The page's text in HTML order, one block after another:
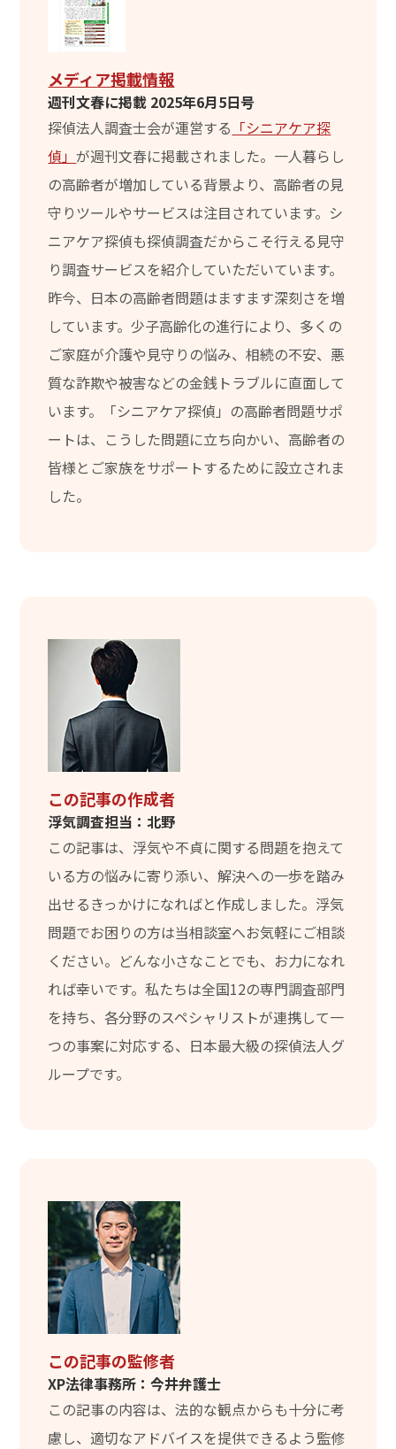
メディア掲載情報
週刊文春に掲載 2025年6月5日号
探偵法人調査士会が運営する 「シニアケア探
偵」が週刊文春に掲載されました。一人暮らし
の高齢者が増加している背景より、高齢者の見
守りツールやサービスは注目されています。シ
ニアケア探偵も探偵調査だからこそ行える見守
り調査サービスを紹介していただいています。
昨今、日本の高齢者問題はますます深刻さを増
しています。少子高齢化の進行により、多くの
ご家庭が介護や見守りの悩み、相続の不安、悪
質な詐欺や被害などの金銭トラブルに直面して
います。「シニアケア探偵」の高齢者問題サポ
ートは、こうした問題に立ち向かい、高齢者の
皆様とご家族をサポートするために設立されま
した。
この記事の作成者
浮気調査担当：北野
この記事は、浮気や不貞に関する問題を抱えて
いる方の悩みに寄り添い、解決への一歩を踏み
出せるきっかけになればと作成しました。浮気
問題でお困りの方は当相談室へお気軽にご相談
ください。どんな小さなことでも、お力になれ
れば幸いです。私たちは全国12の専門調査部門
を持ち、各分野のスペシャリストが連携して一
つの事案に対応する、日本最大級の探偵法人グ
ループです。
この記事の監修者
XP法律事務所：今井弁護士
この記事の内容は、法的な観点からも十分に考
慮し、適切なアドバイスを提供できるよう監修